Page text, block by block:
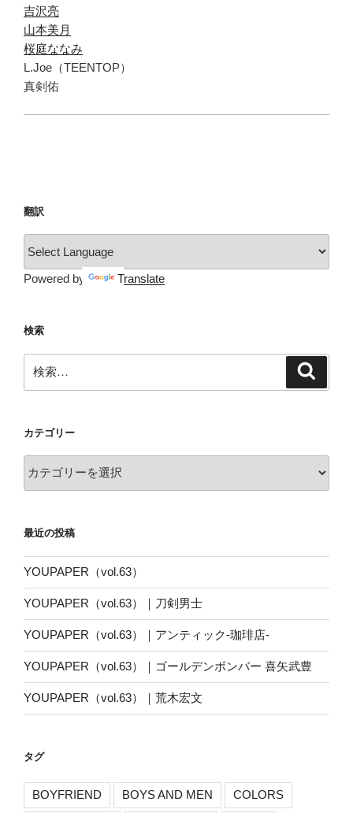
吉沢亮
山本美月
桜庭ななみ
L.Joe（TEENTOP）
真剣佑
翻訳
Powered by Translate
検索
索:
カテゴリー
ー
最近の投稿
YOUPAPER（vol.63）
YOUPAPER（vol.63）｜刀剣男士
YOUPAPER（vol.63）｜アンティック-珈琲店-
YOUPAPER（vol.63）｜ゴールデンボンバー 喜矢武豊
YOUPAPER（vol.63）｜荒木宏文
タグ
BOYFRIEND BOYS AND MEN COLORS